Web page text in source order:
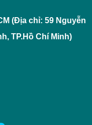
(Địa chỉ: 59 Nguyễn
TP.Hồ Chí Minh)